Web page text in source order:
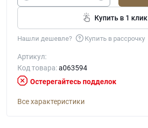
Купить в 1 клик
Нашли дешевле? Купить в рассрочку
Артикул:
Код товара:a063594
Остерегайтесь подделок
Все характеристики